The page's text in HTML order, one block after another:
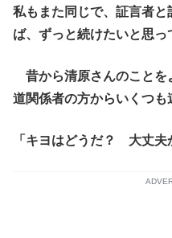
私もまた同じで、証言者と
ば、ずっと続けたいと思っ
昔から清原さんのことを
道関係者の方からいくつも
「キヨはどうだ？ 大丈夫